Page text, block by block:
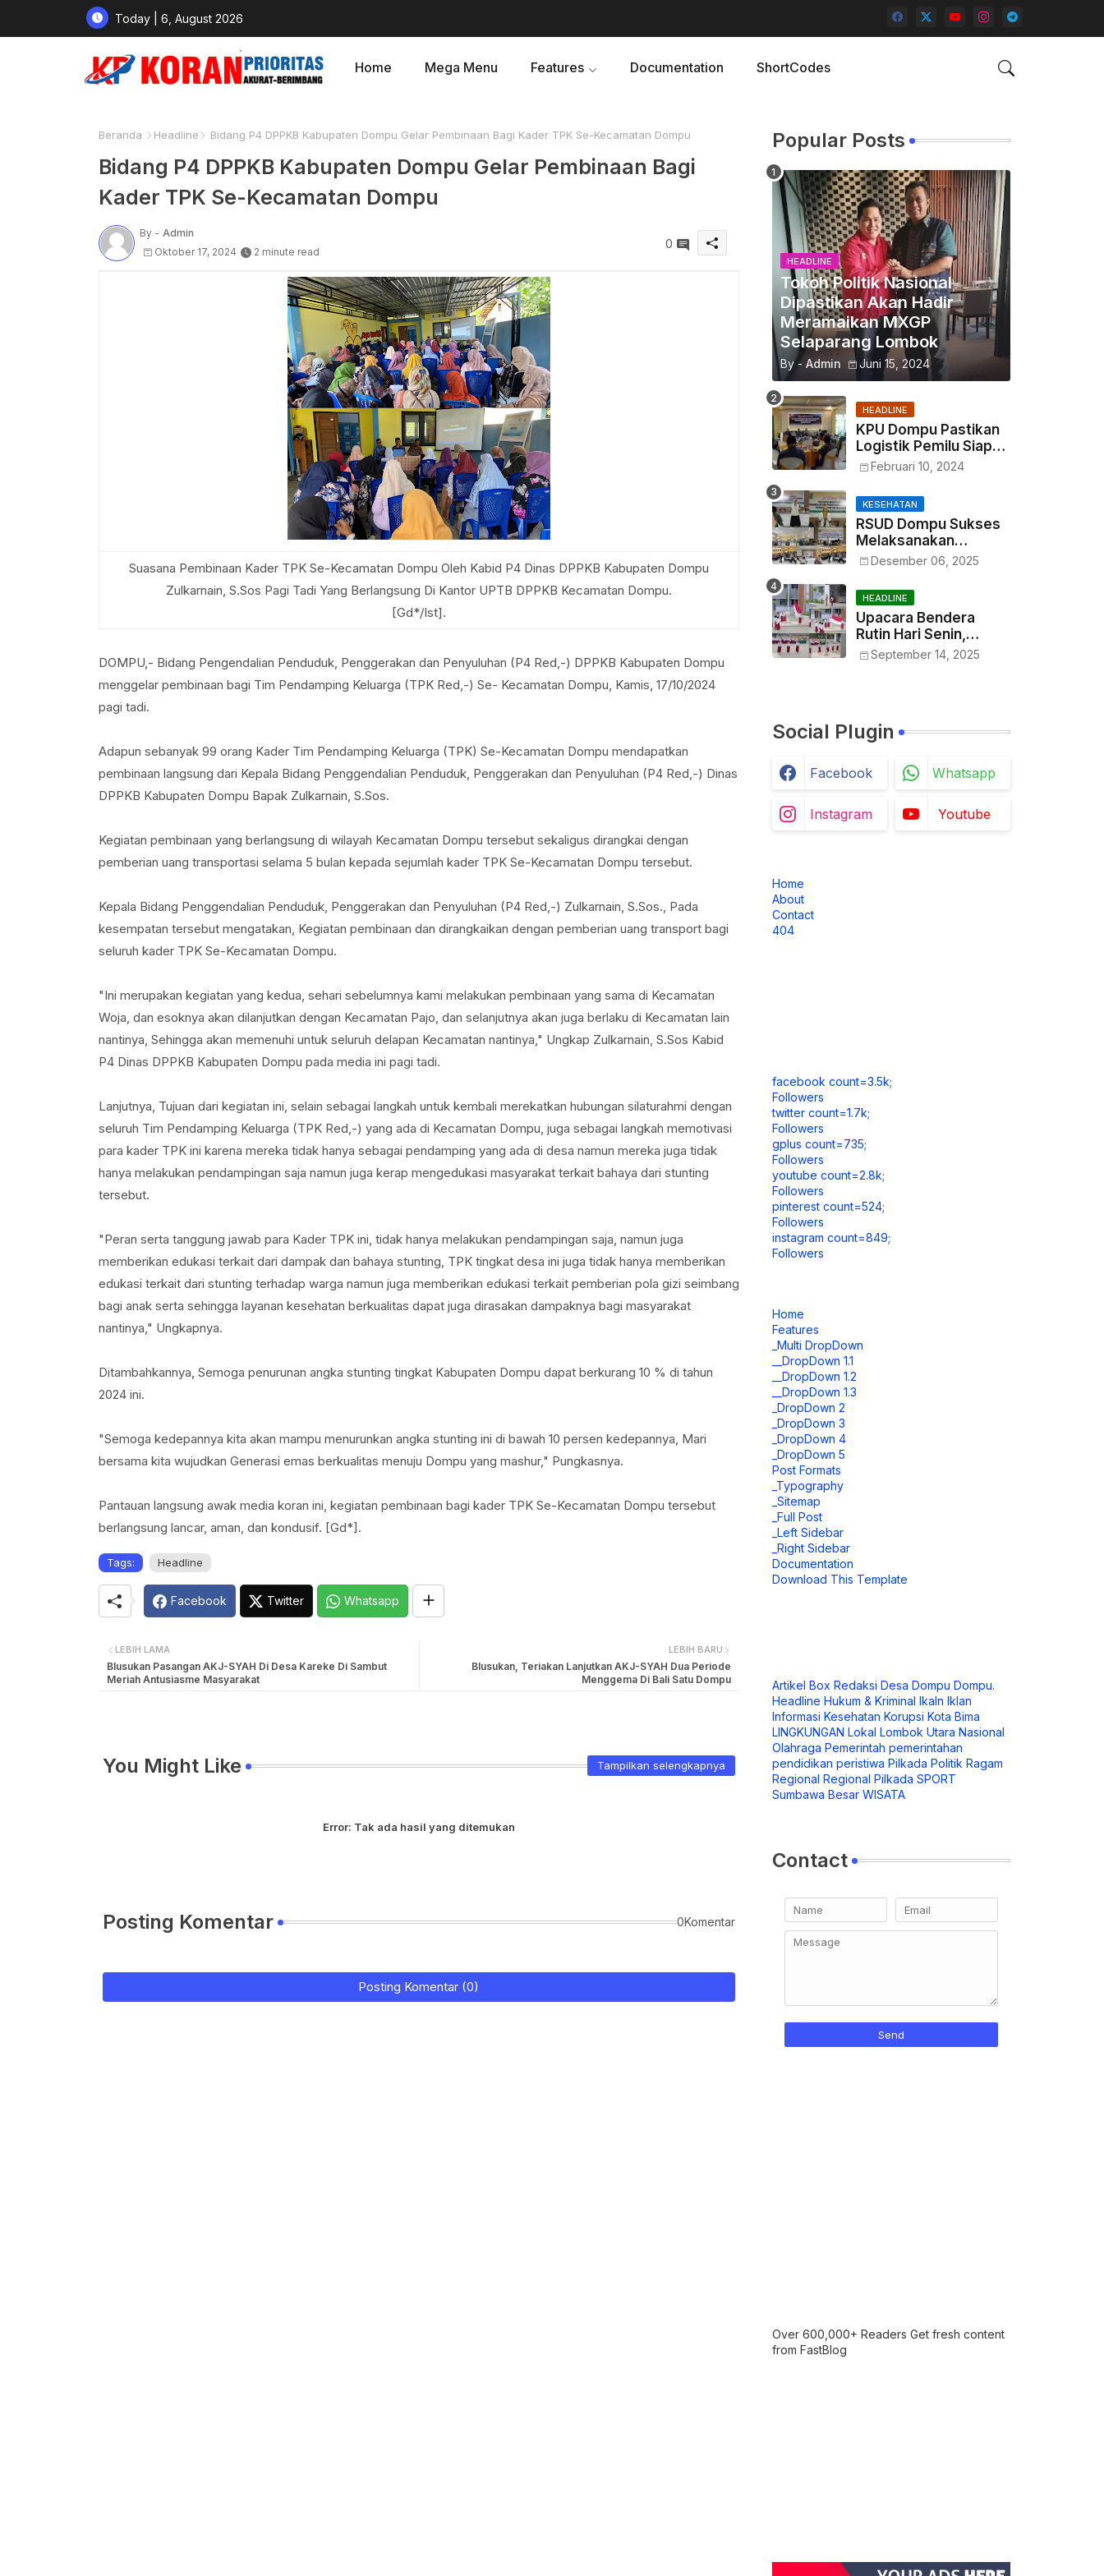
Today | 6, August 2026
Home Mega Menu Features Documentation ShortCodes
Beranda Headline Bidang P4 DPPKB Kabupaten Dompu Gelar Pembinaan Bagi Kader TPK Se-Kecamatan Dompu
Bidang P4 DPPKB Kabupaten Dompu Gelar Pembinaan Bagi
Kader TPK Se-Kecamatan Dompu
By - Admin
Oktober 17, 2024
2 minute read
0
Suasana Pembinaan Kader TPK Se-Kecamatan Dompu Oleh Kabid P4 Dinas DPPKB Kabupaten Dompu
Zulkarnain, S.Sos Pagi Tadi Yang Berlangsung Di Kantor UPTB DPPKB Kecamatan Dompu.
[Gd*/Ist].
DOMPU,- Bidang Pengendalian Penduduk, Penggerakan dan Penyuluhan (P4 Red,-) DPPKB Kabupaten Dompu
menggelar pembinaan bagi Tim Pendamping Keluarga (TPK Red,-) Se- Kecamatan Dompu, Kamis, 17/10/2024
pagi tadi.
Adapun sebanyak 99 orang Kader Tim Pendamping Keluarga (TPK) Se-Kecamatan Dompu mendapatkan
pembinaan langsung dari Kepala Bidang Penggendalian Penduduk, Penggerakan dan Penyuluhan (P4 Red,-) Dinas
DPPKB Kabupaten Dompu Bapak Zulkarnain, S.Sos.
Kegiatan pembinaan yang berlangsung di wilayah Kecamatan Dompu tersebut sekaligus dirangkai dengan
pemberian uang transportasi selama 5 bulan kepada sejumlah kader TPK Se-Kecamatan Dompu tersebut.
Kepala Bidang Penggendalian Penduduk, Penggerakan dan Penyuluhan (P4 Red,-) Zulkarnain, S.Sos., Pada
kesempatan tersebut mengatakan, Kegiatan pembinaan dan dirangkaikan dengan pemberian uang transport bagi
seluruh kader TPK Se-Kecamatan Dompu.
"Ini merupakan kegiatan yang kedua, sehari sebelumnya kami melakukan pembinaan yang sama di Kecamatan
Woja, dan esoknya akan dilanjutkan dengan Kecamatan Pajo, dan selanjutnya akan juga berlaku di Kecamatan lain
nantinya, Sehingga akan memenuhi untuk seluruh delapan Kecamatan nantinya," Ungkap Zulkarnain, S.Sos Kabid
P4 Dinas DPPKB Kabupaten Dompu pada media ini pagi tadi.
Lanjutnya, Tujuan dari kegiatan ini, selain sebagai langkah untuk kembali merekatkan hubungan silaturahmi dengan
seluruh Tim Pendamping Keluarga (TPK Red,-) yang ada di Kecamatan Dompu, juga sebagai langkah memotivasi
para kader TPK ini karena mereka tidak hanya sebagai pendamping yang ada di desa namun mereka juga tidak
hanya melakukan pendampingan saja namun juga kerap mengedukasi masyarakat terkait bahaya dari stunting
tersebut.
"Peran serta tanggung jawab para Kader TPK ini, tidak hanya melakukan pendampingan saja, namun juga
memberikan edukasi terkait dari dampak dan bahaya stunting, TPK tingkat desa ini juga tidak hanya memberikan
edukasi terkait dari stunting terhadap warga namun juga memberikan edukasi terkait pemberian pola gizi seimbang
bagi anak serta sehingga layanan kesehatan berkualitas dapat juga dirasakan dampaknya bagi masyarakat
nantinya," Ungkapnya.
Ditambahkannya, Semoga penurunan angka stunting tingkat Kabupaten Dompu dapat berkurang 10 % di tahun
2024 ini.
"Semoga kedepannya kita akan mampu menurunkan angka stunting ini di bawah 10 persen kedepannya, Mari
bersama kita wujudkan Generasi emas berkualitas menuju Dompu yang mashur," Pungkasnya.
Pantauan langsung awak media koran ini, kegiatan pembinaan bagi kader TPK Se-Kecamatan Dompu tersebut
berlangsung lancar, aman, dan kondusif. [Gd*].
Tags: Headline
Facebook Twitter Whatsapp
LEBIH BARU
Blusukan, Teriakan Lanjutkan AKJ-SYAH Dua Periode
Menggema Di Bali Satu Dompu
LEBIH LAMA
Blusukan Pasangan AKJ-SYAH Di Desa Kareke Di Sambut
Meriah Antusiasme Masyarakat
You Might Like Tampilkan selengkapnya
Error: Tak ada hasil yang ditemukan
Posting Komentar 0Komentar
Posting Komentar (0)
Popular Posts
HEADLINE
Tokoh Politik Nasional
Dipastikan Akan Hadir
Meramaikan MXGP
Selaparang Lombok
By - Admin Juni 15, 2024
HEADLINE
KPU Dompu Pastikan
Logistik Pemilu Siap
Didistribusikan Tepat
Februari 10, 2024
KESEHATAN
RSUD Dompu Sukses
Melaksanakan
Kegiatan In House
Training Petugas
Desember 06, 2025
HEADLINE
Upacara Bendera
Rutin Hari Senin,
Haryono : Wujud
September 14, 2025
Social Plugin
Facebook Whatsapp
Instagram Youtube
Home
About
Contact
404
facebook count=3.5k;
Followers
twitter count=1.7k;
Followers
gplus count=735;
Followers
youtube count=2.8k;
Followers
pinterest count=524;
Followers
instagram count=849;
Followers
Home
Features
_Multi DropDown
__DropDown 1.1
__DropDown 1.2
__DropDown 1.3
_DropDown 2
_DropDown 3
_DropDown 4
_DropDown 5
Post Formats
_Typography
_Sitemap
_Full Post
_Left Sidebar
_Right Sidebar
Documentation
Download This Template
Artikel Box Redaksi Desa Dompu Dompu.
Headline Hukum & Kriminal Ikaln Iklan
Informasi Kesehatan Korupsi Kota Bima
LINGKUNGAN Lokal Lombok Utara Nasional
Olahraga Pemerintah pemerintahan
pendidikan peristiwa Pilkada Politik Ragam
Regional Regional Pilkada SPORT
Sumbawa Besar WISATA
Contact
Over 600,000+ Readers Get fresh content
from FastBlog